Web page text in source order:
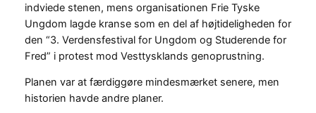
indviede stenen, mens organisationen Frie Tyske
Ungdom lagde kranse som en del af højtideligheden for
den “3. Verdensfestival for Ungdom og Studerende for
Fred” i protest mod Vesttysklands genoprustning.
Planen var at færdiggøre mindesmærket senere, men
historien havde andre planer.